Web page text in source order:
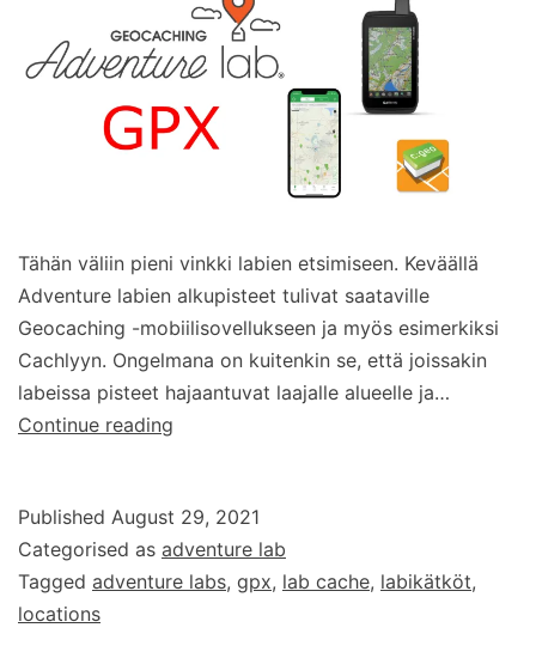
Tähän väliin pieni vinkki labien etsimiseen. Keväällä
Adventure labien alkupisteet tulivat saataville
Geocaching -mobiilisovellukseen ja myös esimerkiksi
Cachlyyn. Ongelmana on kuitenkin se, että joissakin
labeissa pisteet hajaantuvat laajalle alueelle ja…
Continue reading
tiedostoon
Published August 29, 2021
Categorised as adventure lab
Tagged adventure labs, gpx, lab cache, labikätköt,
locations